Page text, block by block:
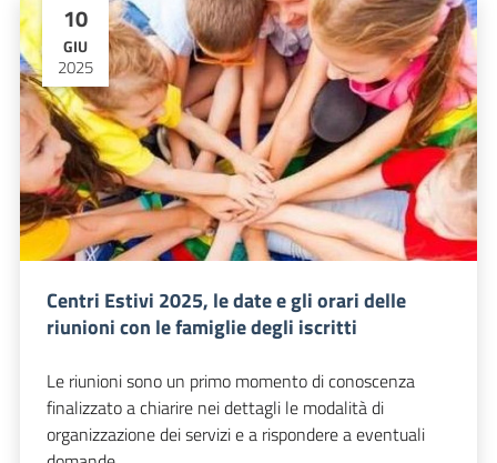
10
GIU
2025
Centri Estivi 2025, le date e gli orari delle
riunioni con le famiglie degli iscritti
Le riunioni sono un primo momento di conoscenza
finalizzato a chiarire nei dettagli le modalità di
organizzazione dei servizi e a rispondere a eventuali